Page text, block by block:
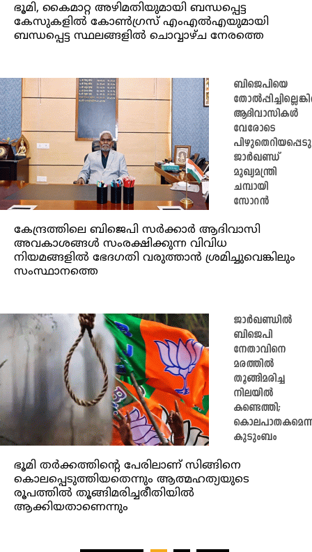
ഭൂമി, കൈമാറ്റ അഴിമതിയുമായി ബന്ധപ്പെട്ട
കേസുകളിൽ കോൺഗ്രസ് എംഎൽഎയുമായി
ബന്ധപ്പെട്ട സ്ഥലങ്ങളിൽ ചൊവ്വാഴ്ച നേരത്തെ
ബിജെപിയെ
ആദിവാസികൾ
വേരോടെ
ജാർഖണ്ഡ്
മുഖ്യമന്ത്രി
ചമ്പായി
സോറൻ
കേന്ദ്രത്തിലെ ബിജെപി സർക്കാർ ആദിവാസി
അവകാശങ്ങൾ സംരക്ഷിക്കുന്ന വിവിധ
നിയമങ്ങളിൽ ഭേദഗതി വരുത്താൻ ശ്രമിച്ചുവെങ്കിലും
സംസ്ഥാനത്തെ
ജാർഖണ്ഡിൽ
ബിജെപി
നേതാവിനെ
മരത്തിൽ
തൂങ്ങിമരിച്ച
നിലയിൽ
കണ്ടെത്തി;
കുടുംബം
ഭൂമി തർക്കത്തിന്റെ പേരിലാണ് സിങ്ങിനെ
കൊലപ്പെടുത്തിയതെന്നും ആത്മഹത്യയുടെ
രൂപത്തിൽ തൂങ്ങിമരിച്ചരീതിയിൽ
ആക്കിയതാണെന്നും